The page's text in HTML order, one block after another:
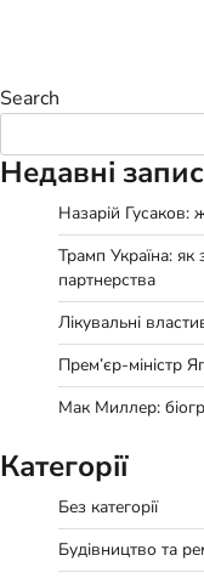
Search
Недавні
Назарій Гусаков:
Трамп Україна: як
партнерства
Лікувальні
Прем’єр-міністр
Мак Миллер:
Категорії
Без категорії
Будівництво та